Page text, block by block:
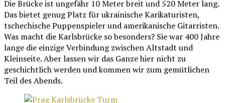
Die Brücke ist ungefähr 10 Meter breit und 520 Meter lang.
Das bietet genug Platz für ukrainische Karikaturisten,
tschechische Puppenspieler und amerikanische Gitarristen.
Was macht die Karlsbrücke so besonders? Sie war 400 Jahre
lange die einzige Verbindung zwischen Altstadt und
Kleinseite. Aber lassen wir das Ganze hier nicht zu
geschichtlich werden und kommen wir zum gemütlichen
Teil des Abends.